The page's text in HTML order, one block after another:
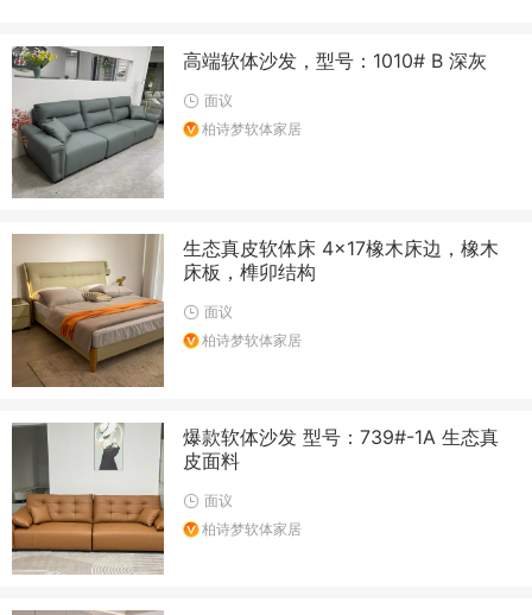
高端软体沙发，型号：1010# B 深灰
面议
柏诗梦软体家居
生态真皮软体床 4×17橡木床边，橡木
床板，榫卯结构
面议
柏诗梦软体家居
爆款软体沙发 型号：739#-1A 生态真
皮面料
面议
柏诗梦软体家居